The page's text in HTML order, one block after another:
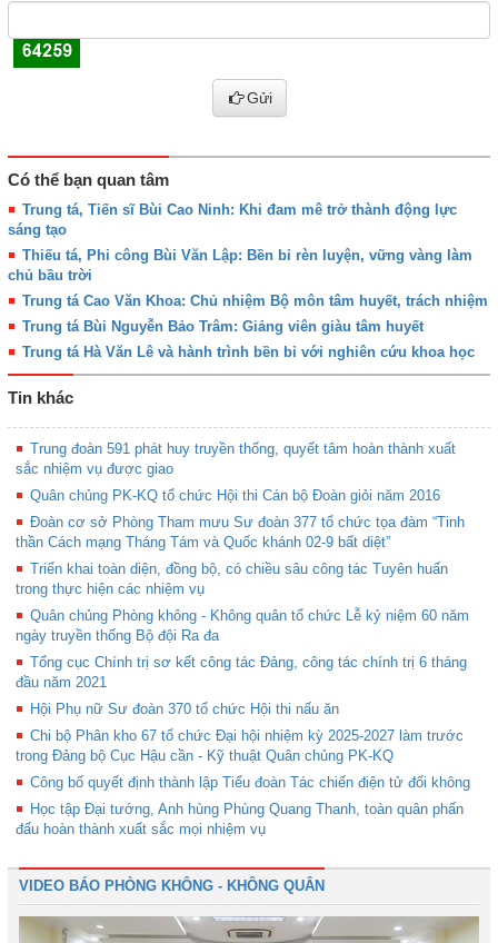
Gửi
Có thể bạn quan tâm
Trung tá, Tiến sĩ Bùi Cao Ninh: Khi đam mê trở thành động lực
sáng tạo
Thiếu tá, Phi công Bùi Văn Lập: Bền bỉ rèn luyện, vững vàng làm
chủ bầu trời
Trung tá Cao Văn Khoa: Chủ nhiệm Bộ môn tâm huyết, trách nhiệm
Trung tá Bùi Nguyễn Bảo Trâm: Giảng viên giàu tâm huyết
Trung tá Hà Văn Lê và hành trình bền bỉ với nghiên cứu khoa học
Tin khác
Trung đoàn 591 phát huy truyền thống, quyết tâm hoàn thành xuất
sắc nhiệm vụ được giao
Quân chủng PK-KQ tổ chức Hội thi Cán bộ Đoàn giỏi năm 2016
Đoàn cơ sở Phòng Tham mưu Sư đoàn 377 tổ chức tọa đàm “Tinh
thần Cách mạng Tháng Tám và Quốc khánh 02-9 bất diệt”
Triển khai toàn diện, đồng bộ, có chiều sâu công tác Tuyên huấn
trong thực hiện các nhiệm vụ
Quân chủng Phòng không - Không quân tổ chức Lễ kỷ niệm 60 năm
ngày truyền thống Bộ đội Ra đa
Tổng cục Chính trị sơ kết công tác Đảng, công tác chính trị 6 tháng
đầu năm 2021
Hội Phụ nữ Sư đoàn 370 tổ chức Hội thi nấu ăn
Chi bộ Phân kho 67 tổ chức Đại hội nhiệm kỳ 2025-2027 làm trước
trong Đảng bộ Cục Hậu cần - Kỹ thuật Quân chủng PK-KQ
Công bố quyết định thành lập Tiểu đoàn Tác chiến điện tử đối không
Học tập Đại tướng, Anh hùng Phùng Quang Thanh, toàn quân phấn
đấu hoàn thành xuất sắc mọi nhiệm vụ
VIDEO BÁO PHÒNG KHÔNG - KHÔNG QUÂN